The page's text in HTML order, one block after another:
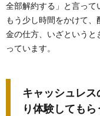
全部解約する」と言って
もう少し時間をかけて
金の仕方、いざというと
っています。
キャッシュレス
り体験してもら